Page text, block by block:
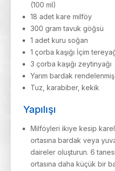
(100 ml)
18 adet kare milföy
300 gram tavuk göğsü
1 adet kuru soğan
1 çorba kaşığı İçim
3 çorba kaşığı zeytinyağı
Yarım bardak
Tuz, karabiber, kekik
Yapılışı
Milföyleri ikiye kesip
ortasına bardak veya
daireler oluşturun. 6
ortasına daha küçük bir